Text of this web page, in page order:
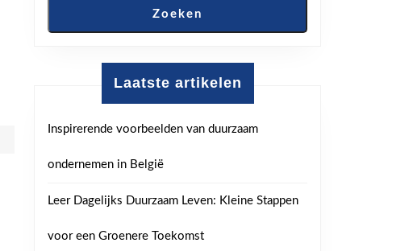
Zoeken
Laatste artikelen
Inspirerende voorbeelden van duurzaam
ondernemen in België
Leer Dagelijks Duurzaam Leven: Kleine Stappen
voor een Groenere Toekomst